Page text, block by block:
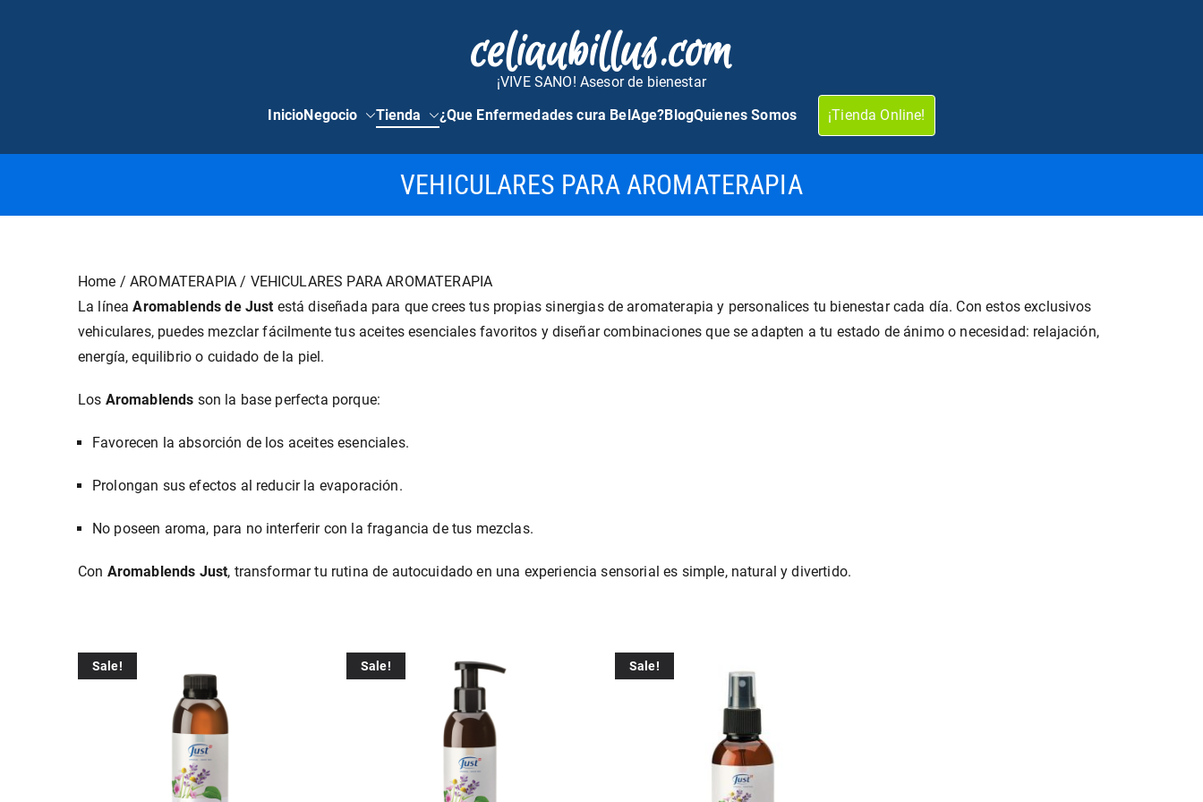
celiaubillus.com
¡VIVE SANO! Asesor de bienestar
InicioNegocio Tienda ¿Que Enfermedades cura BelAge?BlogQuienes Somos ¡Tienda Online!
VEHICULARES PARA AROMATERAPIA
Home /AROMATERAPIA / VEHICULARES PARA AROMATERAPIA
La líneaAromablends de Just está diseñada para que crees tus propias sinergias de aromaterapia y personalices tu bienestar cada día. Con estos exclusivos
vehiculares, puedes mezclar fácilmente tus aceites esenciales favoritos y diseñar combinaciones que se adapten a tu estado de ánimo o necesidad: relajación,
energía, equilibrio o cuidado de la piel.
Los Aromablends son la base perfecta porque:
Favorecen la absorción de los aceites esenciales.
Prolongan sus efectos al reducir la evaporación.
No poseen aroma, para no interferir con la fragancia de tus mezclas.
Con Aromablends Just, transformar tu rutina de autocuidado en una experiencia sensorial es simple, natural y divertido.
Sale! Sale! Sale!